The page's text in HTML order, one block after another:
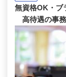
無資格OK・ブ
高待遇の事